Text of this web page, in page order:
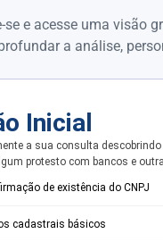
se e acesse uma visão
a análise,
Inicial
a sua consulta descobrindo
protesto com bancos e
de existência do CNPJ
cadastrais básicos